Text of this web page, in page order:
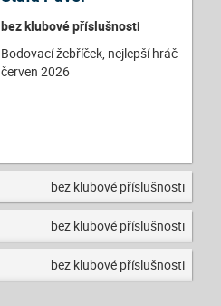
bez klubové příslušnosti
Bodovací žebříček, nejlepší hráč
červen 2026
bez klubové příslušnosti
bez klubové příslušnosti
bez klubové příslušnosti